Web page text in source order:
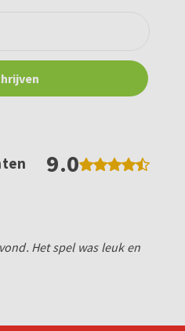
9.0
Het spel was leuk en